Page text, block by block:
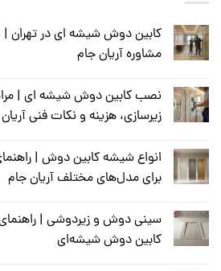
کابین دوش شیشه ای در
مشاوره آریان جام
نصب کابین دوش شیشه ای |
زیرسازی، هزینه و نکات فنی
انواع شیشه کابین دوش |
برای مدل‌های مختلف آریان جام
سینی دوش و زیر‌دوشی |
کابین دوش شیشه‌ای